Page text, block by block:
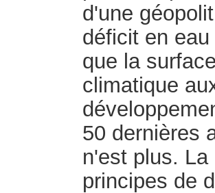
d'une
déficit en
que la
climatique
50 dernières
n'est plus.
principes de